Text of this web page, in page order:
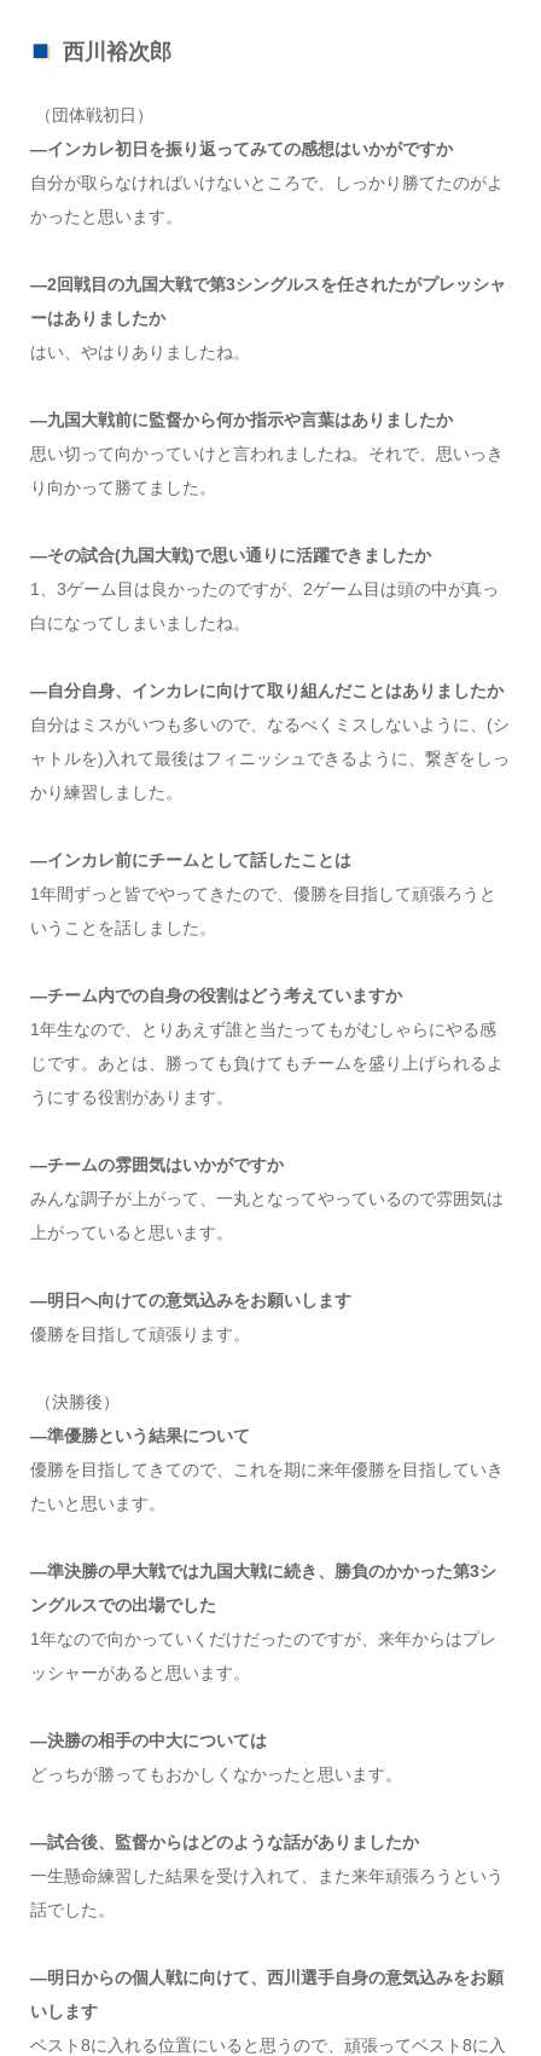
西川裕次郎
（団体戦初日）
―インカレ初日を振り返ってみての感想はいかがですか
自分が取らなければいけないところで、しっかり勝てたのがよ
かったと思います。
―2回戦目の九国大戦で第3シングルスを任されたがプレッシャ
ーはありましたか
はい、やはりありましたね。
―九国大戦前に監督から何か指示や言葉はありましたか
思い切って向かっていけと言われましたね。それで、思いっき
り向かって勝てました。
―その試合(九国大戦)で思い通りに活躍できましたか
1、3ゲーム目は良かったのですが、2ゲーム目は頭の中が真っ
白になってしまいましたね。
―自分自身、インカレに向けて取り組んだことはありましたか
自分はミスがいつも多いので、なるべくミスしないように、(シ
ャトルを)入れて最後はフィニッシュできるように、繋ぎをしっ
かり練習しました。
―インカレ前にチームとして話したことは
1年間ずっと皆でやってきたので、優勝を目指して頑張ろうと
いうことを話しました。
―チーム内での自身の役割はどう考えていますか
1年生なので、とりあえず誰と当たってもがむしゃらにやる感
じです。あとは、勝っても負けてもチームを盛り上げられるよ
うにする役割があります。
―チームの雰囲気はいかがですか
みんな調子が上がって、一丸となってやっているので雰囲気は
上がっていると思います。
―明日へ向けての意気込みをお願いします
優勝を目指して頑張ります。
（決勝後）
―準優勝という結果について
優勝を目指してきてので、これを期に来年優勝を目指していき
たいと思います。
―準決勝の早大戦では九国大戦に続き、勝負のかかった第3シ
ングルスでの出場でした
1年なので向かっていくだけだったのですが、来年からはプレ
ッシャーがあると思います。
―決勝の相手の中大については
どっちが勝ってもおかしくなかったと思います。
―試合後、監督からはどのような話がありましたか
一生懸命練習した結果を受け入れて、また来年頑張ろうという
話でした。
―明日からの個人戦に向けて、西川選手自身の意気込みをお願
いします
ベスト8に入れる位置にいると思うので、頑張ってベスト8に入